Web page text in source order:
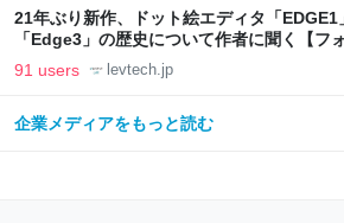
21年ぶり新作、ドット絵エディタ「EDGE1
「Edge3」の歴史について作者に聞く【フ
LAB
91 users levtech.jp
企業メディアをもっと読む